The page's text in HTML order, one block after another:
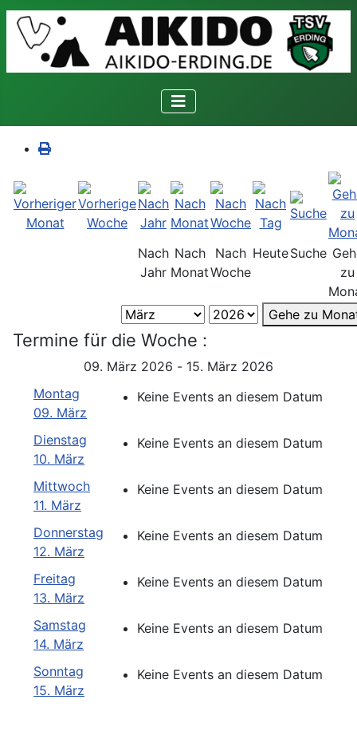
Nach
Jahr
Nach
Monat
Nach
Woche
HeuteSuche
zu
Gehe zu
Termine für die Woche :
09. März 2026 - 15. März 2026
Montag
09. März
Keine Events an diesem Datum
Dienstag
10. März
Keine Events an diesem Datum
Mittwoch
11. März
Keine Events an diesem Datum
Donnerstag
12. März
Keine Events an diesem Datum
Freitag
13. März
Keine Events an diesem Datum
Samstag
14. März
Keine Events an diesem Datum
Sonntag
15. März
Keine Events an diesem Datum